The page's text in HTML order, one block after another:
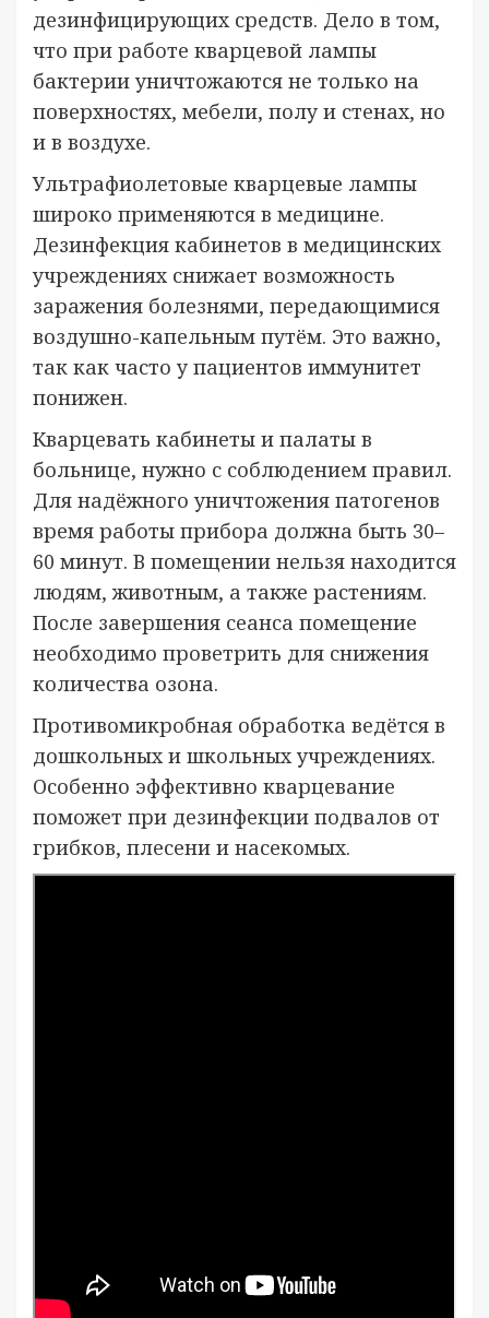
дезинфицирующих средств. Дело в том,
что при работе кварцевой лампы
бактерии уничтожаются не только на
поверхностях, мебели, полу и стенах, но
и в воздухе.
Ультрафиолетовые кварцевые лампы
широко применяются в медицине.
Дезинфекция кабинетов в медицинских
учреждениях снижает возможность
заражения болезнями, передающимися
воздушно-капельным путём. Это важно,
так как часто у пациентов иммунитет
понижен.
Кварцевать кабинеты и палаты в
больнице, нужно с соблюдением правил.
Для надёжного уничтожения патогенов
время работы прибора должна быть 30–
60 минут. В помещении нельзя находится
людям, животным, а также растениям.
После завершения сеанса помещение
необходимо проветрить для снижения
количества озона.
Противомикробная обработка ведётся в
дошкольных и школьных учреждениях.
Особенно эффективно кварцевание
поможет при дезинфекции подвалов от
грибков, плесени и насекомых.